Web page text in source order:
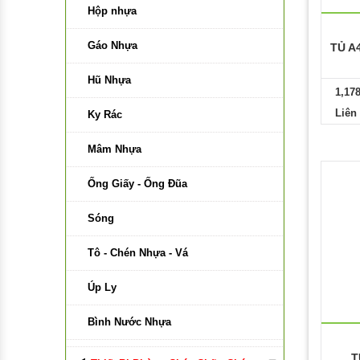
Bảng Di Động Trắng
Bảng Di Động Hai Mặt Xanh
Phụ Kiện Bảng
Bảng Có Bánh Xe
Bảng Di Động Xanh
Bảng Kính Từ
Vật Liệu Làm Bảng
Keo Làm Bảng
Vải Làm Bảng
Gỗ Làm Bảng
Nhựa Làm Bảng
Hộp nhựa
Gáo Nhựa
Hũ Nhựa
Ky Rác
Mâm Nhựa
Ống Giấy - Ống Đũa
Sóng
Tô - Chén Nhựa - Vá
Úp Ly
Bình Nước Nhựa
Lồng Bàn Nhựa
TỦ
Liên